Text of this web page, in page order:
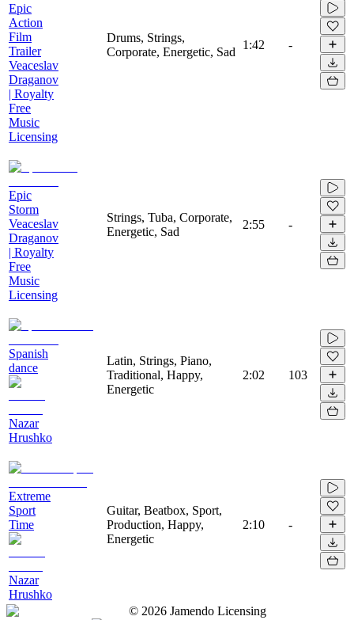
Epic
Action
Film
Trailer
Veaceslav
Draganov
| Royalty
Free
Music
Licensing
Drums, Strings,
Corporate, Energetic, Sad
1:42 -
Epic
Storm
Veaceslav
Draganov
| Royalty
Free
Music
Licensing
Strings, Tuba, Corporate,
Energetic, Sad
2:55 -
Spanish
dance
Nazar
Hrushko
Latin, Strings, Piano,
Traditional, Happy,
Energetic
2:02 103
Extreme
Sport
Time
Nazar
Hrushko
Guitar, Beatbox, Sport,
Production, Happy,
Energetic
2:10 -
© 2026 Jamendo Licensing